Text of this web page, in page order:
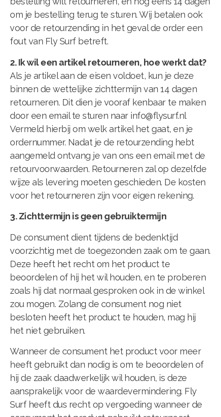
om je bestelling terug te sturen. Wij betalen ook
voor de retourzending in het geval de order een
fout van Fly Surf betreft.
2. Ik wil een artikel retourneren, hoe werkt dat?
Als je artikel aan de eisen voldoet, kun je deze
binnen de wettelijke zichttermijn van 14 dagen
retourneren. Dit dien je vooraf kenbaar te maken
door een email te sturen naar info@flysurf.nl
Vermeld hierbij om welk artikel het gaat, en je
ordernummer. Nadat je de retourzending hebt
aangemeld ontvang je van ons een email met de
retourvoorwaarden. Retourneren zal op dezelfde
wijze als levering moeten geschieden. De kosten
voor het retourneren zijn voor eigen rekening.
3. Zichttermijn is geen gebruiktermijn
De consument dient tijdens de bedenktijd
voorzichtig met de toegezonden zaak om te gaan.
Deze heeft het recht om het product te
beoordelen of hij het wil houden, en te proberen
zoals hij dat normaal gesproken ook in de winkel
zou mogen. Zolang de consument nog niet
besloten heeft het product te houden, mag hij
het niet gebruiken.
Wanneer de consument het product voor meer
heeft gebruikt dan nodig is om te beoordelen of
hij de zaak daadwerkelijk wil houden, is deze
aansprakelijk voor de waardevermindering. Fly
Surf heeft dus recht op vergoeding wanneer de